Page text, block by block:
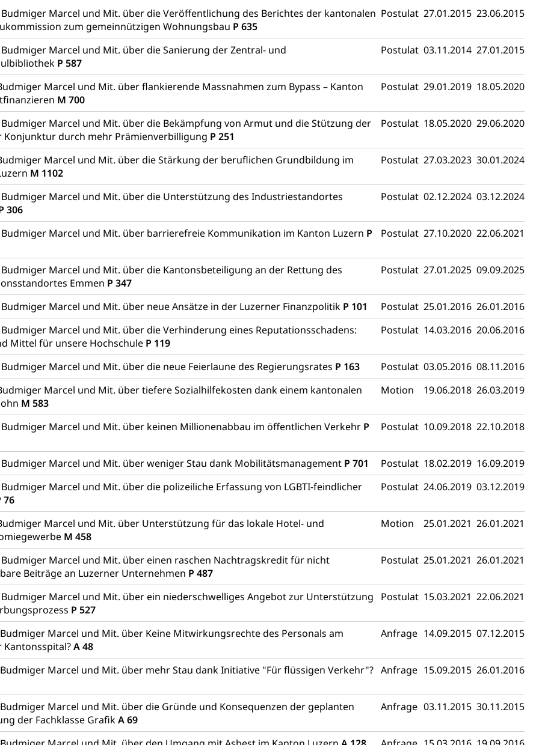
Marcel und Mit. über die Veröffentlichung des Berichtes der kantonalen
zum gemeinnützigen Wohnungsbau P 635
Postulat 27.01.2015 23.06.2015
Marcel und Mit. über die Sanierung der Zentral- und
P 587
Postulat 03.11.2014 27.01.2015
Marcel und Mit. über flankierende Massnahmen zum Bypass – Kanton
M 700
Postulat 29.01.2019 18.05.2020
Marcel und Mit. über die Bekämpfung von Armut und die Stützung der
Konjunktur durch mehr Prämienverbilligung P 251
Postulat 18.05.2020 29.06.2020
Marcel und Mit. über die Stärkung der beruflichen Grundbildung im
M 1102
Postulat 27.03.2023 30.01.2024
Marcel und Mit. über die Unterstützung des Industriestandortes
306
Postulat 02.12.2024 03.12.2024
Marcel und Mit. über barrierefreie Kommunikation im Kanton Luzern P
Postulat 27.10.2020 22.06.2021
Marcel und Mit. über die Kantonsbeteiligung an der Rettung des
Emmen P 347
Postulat 27.01.2025 09.09.2025
Marcel und Mit. über neue Ansätze in der Luzerner Finanzpolitik P 101 Postulat 25.01.2016 26.01.2016
Marcel und Mit. über die Verhinderung eines Reputationsschadens:
Mittel für unsere Hochschule P 119
Postulat 14.03.2016 20.06.2016
Marcel und Mit. über die neue Feierlaune des Regierungsrates P 163 Postulat 03.05.2016 08.11.2016
Marcel und Mit. über tiefere Sozialhilfekosten dank einem kantonalen
M 583
Motion 19.06.2018 26.03.2019
Marcel und Mit. über keinen Millionenabbau im öffentlichen Verkehr P
Postulat 10.09.2018 22.10.2018
Marcel und Mit. über weniger Stau dank Mobilitätsmanagement P 701 Postulat 18.02.2019 16.09.2019
Marcel und Mit. über die polizeiliche Erfassung von LGBTI-feindlicher
76
Postulat 24.06.2019 03.12.2019
Marcel und Mit. über Unterstützung für das lokale Hotel- und
M 458
Motion 25.01.2021 26.01.2021
Marcel und Mit. über einen raschen Nachtragskredit für nicht
Beiträge an Luzerner Unternehmen P 487
Postulat 25.01.2021 26.01.2021
Marcel und Mit. über ein niederschwelliges Angebot zur Unterstützung
P 527
Postulat 15.03.2021 22.06.2021
Marcel und Mit. über Keine Mitwirkungsrechte des Personals am
Kantonsspital?A 48
Anfrage 14.09.2015 07.12.2015
Marcel und Mit. über mehr Stau dank Initiative "Für flüssigen Verkehr"? Anfrage 15.09.2015 26.01.2016
Marcel und Mit. über die Gründe und Konsequenzen der geplanten
der Fachklasse GrafikA 69
Anfrage 03.11.2015 30.11.2015